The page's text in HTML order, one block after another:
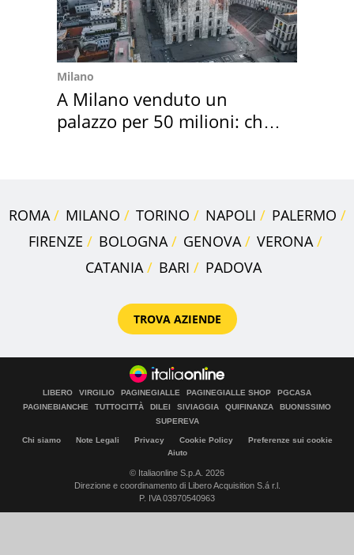
Milano
A Milano venduto un
palazzo per 50 milioni: chi
ROMA MILANO TORINO NAPOLI
PALERMO
FIRENZE
BOLOGNA GENOVA
VERONA
CATANIA
BARI PADOVA
TROVA AZIENDE
LIBERO VIRGILIO PAGINEGIALLE PAGINEGIALLE SHOP
PGCASA
PAGINEBIANCHE
TUTTOCITTÀ DILEI SIVIAGGIA QUIFINANZA
BUONISSIMO
SUPEREVA
Chi siamo Note Legali Privacy Cookie Policy
Preferenze sui cookie
Aiuto
© Italiaonline S.p.A. 2026
Direzione e coordinamento di Libero Acquisition S.á r.l.
P. IVA 03970540963